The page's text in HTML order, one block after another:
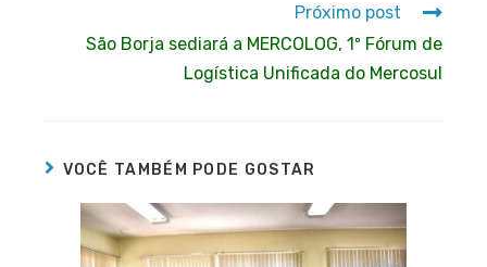
Próximo post
São Borja sediará a MERCOLOG, 1º Fórum de
Logística Unificada do Mercosul
VOCÊ TAMBÉM PODE GOSTAR